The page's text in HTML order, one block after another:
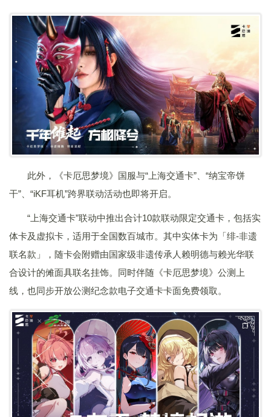
此外，《卡厄思梦境》国服与“上海交通卡”、“纳宝帝饼
干”、“iKF耳机”跨界联动活动也即将开启。
“上海交通卡”联动中推出合计10款联动限定交通卡，包括实
体卡及虚拟卡，适用于全国数百城市。其中实体卡为「绯-非遗
联名款」，随卡会附赠由国家级非遗传承人赖明德与赖光华联
合设计的傩面具联名挂饰。同时伴随《卡厄思梦境》公测上
线，也同步开放公测纪念款电子交通卡卡面免费领取。